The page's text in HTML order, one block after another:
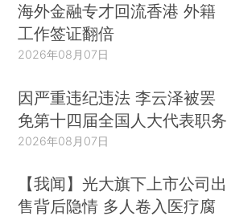
海外金融专才回流香港 外籍
工作签证翻倍
2026年08月07日
因严重违纪违法 李云泽被罢
免第十四届全国人大代表职务
2026年08月07日
【我闻】光大旗下上市公司出
售背后隐情 多人卷入医疗腐